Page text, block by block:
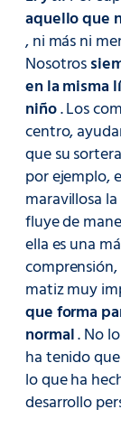
aquello que
, ni más ni
Nosotros
en la misma
niño. Los
centro,
que su
por ejemplo,
maravillosa
fluye de
ella es una
matiz muy
que forma
normal. No
ha tenido
lo que ha
desarrollo